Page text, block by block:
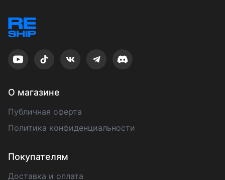
О магазине
Публичная оферта
Политика конфиденциальности
Покупателям
Доставка и оплата